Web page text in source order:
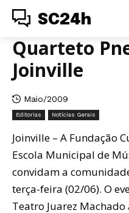
SC24h
Quarteto
Joinville
Maio/2009
Editorias Notícias Gerais
Joinville – A Fundação
Escola Municipal de
convidam a
terça-feira (02/06). O
Teatro Juarez